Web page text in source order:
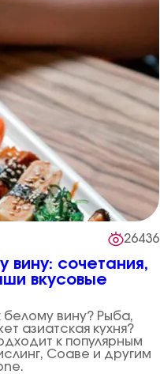
26436
вину: сочетания,
вкусовые
белому вину? Рыба,
азиатская кухня?
к популярным
Соаве и другим